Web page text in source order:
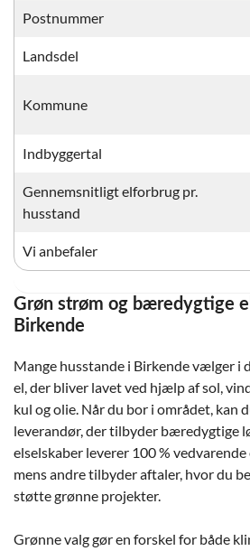
Postnummer
Landsdel
Kommune
Indbyggertal
Gennemsnitligt elforbrug pr.
husstand
Vi anbefaler
Grøn strøm og bæredygtige
Birkende
Mange husstande i Birkende vælger i
el, der bliver lavet ved hjælp af sol,
kul og olie. Når du bor i området, kan
leverandør, der tilbyder bæredygtige
elselskaber leverer 100 %
mens andre tilbyder aftaler, hvor du
støtte grønne projekter.
Grønne valg gør en forskel for både